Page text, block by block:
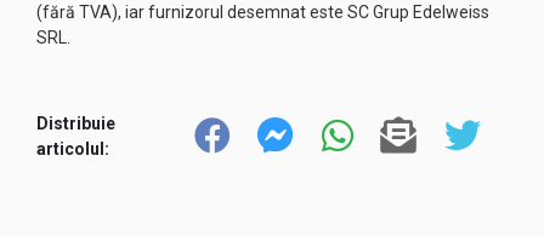
(fără TVA), iar furnizorul desemnat este SC Grup Edelweiss
SRL.
Distribuie
articolul: